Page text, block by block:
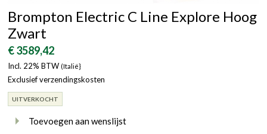
Brompton Electric C Line Explore Hoog
Zwart
€ 3589,42
Incl. 22% BTW (Italië}
Exclusief verzendingskosten
UITVERKOCHT
Toevoegen aan wenslijst